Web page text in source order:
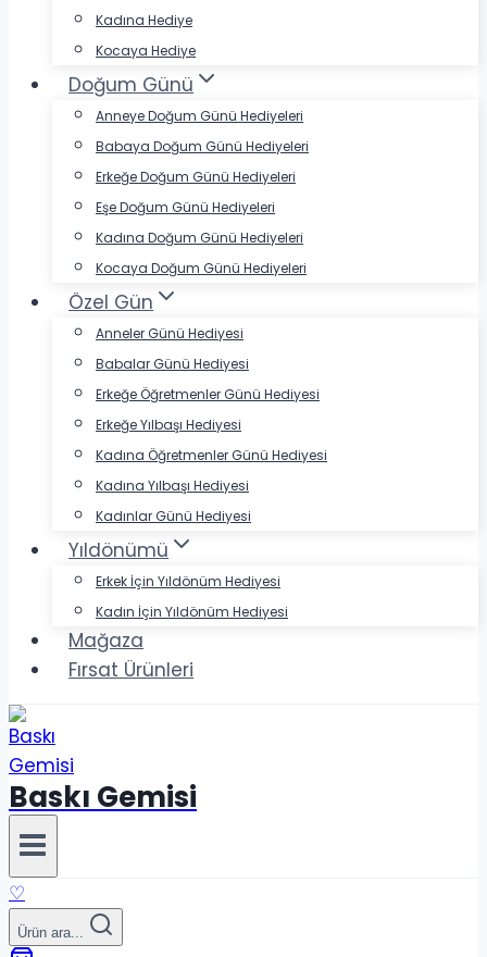
Kadına Hediye
Kocaya Hediye
Doğum Günü
Anneye Doğum Günü Hediyeleri
Babaya Doğum Günü Hediyeleri
Erkeğe Doğum Günü Hediyeleri
Eşe Doğum Günü Hediyeleri
Kadına Doğum Günü Hediyeleri
Kocaya Doğum Günü Hediyeleri
Özel Gün
Anneler Günü Hediyesi
Babalar Günü Hediyesi
Erkeğe Öğretmenler Günü Hediyesi
Erkeğe Yılbaşı Hediyesi
Kadına Öğretmenler Günü Hediyesi
Kadına Yılbaşı Hediyesi
Kadınlar Günü Hediyesi
Yıldönümü
Erkek İçin Yıldönüm Hediyesi
Kadın İçin Yıldönüm Hediyesi
Mağaza
Fırsat Ürünleri
Baskı Gemisi
♡
Ürün ara...